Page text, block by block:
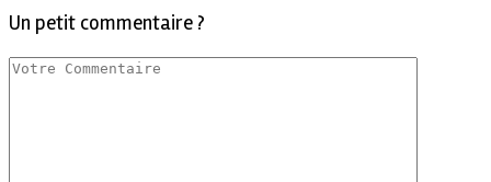
Un petit commentaire ?